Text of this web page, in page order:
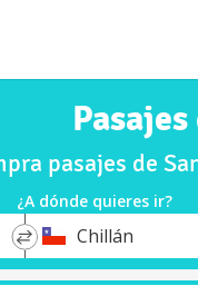
pasajes de
¿A dónde quieres ir?
*
DestinoChillán